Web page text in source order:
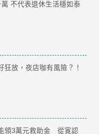
不代表退休生活穩如泰
狂放，夜店咖有風險？！
領3萬元救助金 從寛認